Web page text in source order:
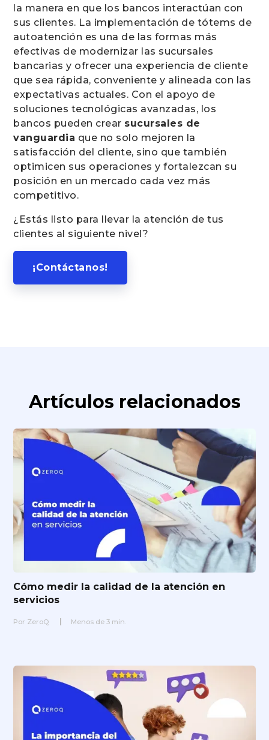
la manera en que los bancos interactúan con
sus clientes. La implementación de tótems de
autoatención es una de las formas más
efectivas de modernizar las sucursales
bancarias y ofrecer una experiencia de cliente
que sea rápida, conveniente y alineada con las
expectativas actuales. Con el apoyo de
soluciones tecnológicas avanzadas, los
bancos pueden crear sucursales de
vanguardia que no solo mejoren la
satisfacción del cliente, sino que también
optimicen sus operaciones y fortalezcan su
posición en un mercado cada vez más
competitivo.
¿Estás listo para llevar la atención de tus
clientes al siguiente nivel?
¡Contáctanos!
Artículos relacionados
Cómo medir la calidad de la atención en
servicios
Por ZeroQ Menos de 3 min.